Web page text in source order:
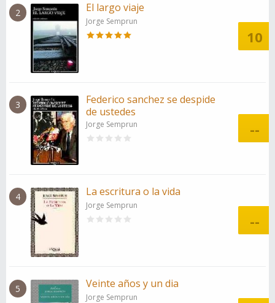
2 El largo viaje
Jorge Semprun
10
3
Federico sanchez se despide
de ustedes
Jorge Semprun --
4 La escritura o la vida
Jorge Semprun
--
5 Veinte años y un dia
Jorge Semprun